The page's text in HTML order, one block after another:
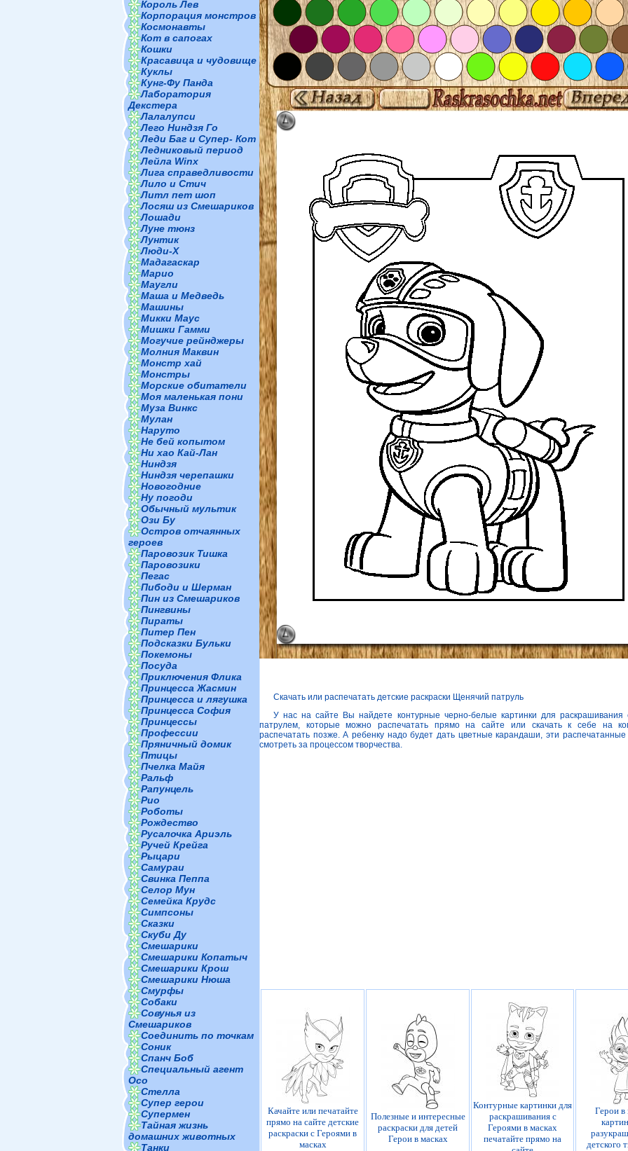
Король Лев
Корпорация монстров
Космонавты
Кот в сапогах
Кошки
Красавица и чудовище
Куклы
Кунг-Фу Панда
Лаборатория
Декстера
Лалалупси
Лего Ниндзя Го
Леди Баг и Супер- Кот
Ледниковый период
Лейла Winx
Лига справедливости
Лило и Стич
Литл пет шоп
Лосяш из Смешариков
Лошади
Луне тюнз
Лунтик
Люди-Х
Мадагаскар
Марио
Маугли
Маша и Медведь
Машины
Микки Маус
Мишки Гамми
Могучие рейнджеры
Молния Маквин
Монстр хай
Монстры
Морские обитатели
Моя маленькая пони
Муза Винкс
Мулан
Наруто
Не бей копытом
Ни хао Кай-Лан
Ниндзя
Ниндзя черепашки
Новогодние
Ну погоди
Обычный мультик
Ози Бу
Остров отчаянных
героев
Паровозик Тишка
Паровозики
Пегас
Пибоди и Шерман
Пин из Смешариков
Пингвины
Пираты
Питер Пен
Подсказки Бульки
Покемоны
Посуда
Приключения Флика
Принцесса Жасмин
Принцесса и лягушка
Принцесса София
Принцессы
Профессии
Пряничный домик
Птицы
Пчелка Майя
Ральф
Рапунцель
Рио
Роботы
Рождество
Русалочка Ариэль
Ручей Крейга
Рыцари
Самураи
Свинка Пеппа
Селор Мун
Семейка Крудс
Симпсоны
Сказки
Скуби Ду
Смешарики
Смешарики Копатыч
Смешарики Крош
Смешарики Нюша
Смурфы
Собаки
Совунья из
Смешариков
Соединить по точкам
Соник
Спанч Боб
Специальный агент
Осо
Стелла
Супер герои
Супермен
Тайная жизнь
домашних животных
Танки
Скачать или распечатать детские раскраски Щенячий патруль
У нас на сайте Вы найдете контурные черно-белые картинки для
патрулем, которые можно распечатать прямо на сайте или скачать к себе на
распечатать позже. А ребенку надо будет дать цветные карандаши, эти распечатанные
смотреть за процессом творчества.
Качайте или печатайте
прямо на сайте детские
раскраски с Героями в
масках
Полезные и интересные
раскраски для детей
Герои в масках
Контурные картинки для
раскрашивания с
Героями в масках
печатайте прямо на
Герои в
детского